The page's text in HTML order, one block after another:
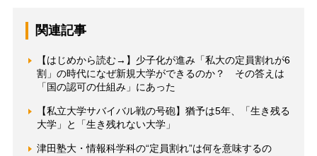
関連記事
【はじめから読む→】少子化が進み「私大の定員割れが6
割」の時代になぜ新規大学ができるのか？ その答えは
「国の認可の仕組み」にあった
【私立大学サバイバル戦の号砲】猶予は5年、「生き残る
大学」と「生き残れない大学」
津田塾大・情報科学科の“定員割れ”は何を意味するの